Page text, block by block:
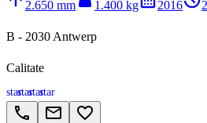
2.650 mm 1.400 kg 2016
B - 2030 Antwerp
Calitate
starstarstarstar
call email favorite_border